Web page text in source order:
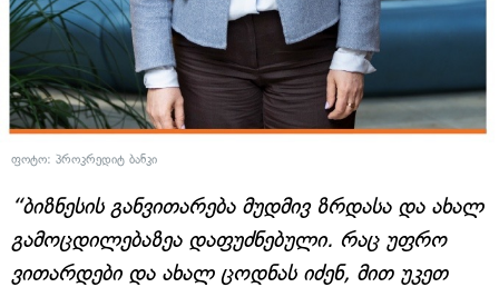
ფოტო: პროკრედიტ ბანკი
“ბიზნესის განვითარება მუდმივ ზრდასა და ახალ
გამოცდილებაზეა დაფუძნებული. რაც უფრო
ვითარდები და ახალ ცოდნას იძენ, მით უკეთ